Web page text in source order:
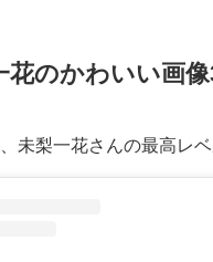
花のかわいい画
未梨一花さんの最高レ